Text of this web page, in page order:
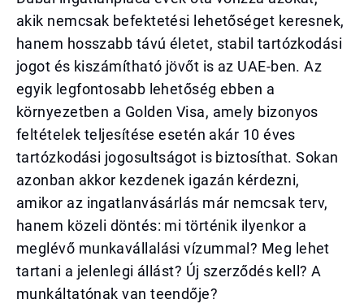
akik nemcsak befektetési lehetőséget keresnek,
hanem hosszabb távú életet, stabil tartózkodási
jogot és kiszámítható jövőt is az UAE-ben. Az
egyik legfontosabb lehetőség ebben a
környezetben a Golden Visa, amely bizonyos
feltételek teljesítése esetén akár 10 éves
tartózkodási jogosultságot is biztosíthat. Sokan
azonban akkor kezdenek igazán kérdezni,
amikor az ingatlanvásárlás már nemcsak terv,
hanem közeli döntés: mi történik ilyenkor a
meglévő munkavállalási vízummal? Meg lehet
tartani a jelenlegi állást? Új szerződés kell? A
munkáltatónak van teendője?